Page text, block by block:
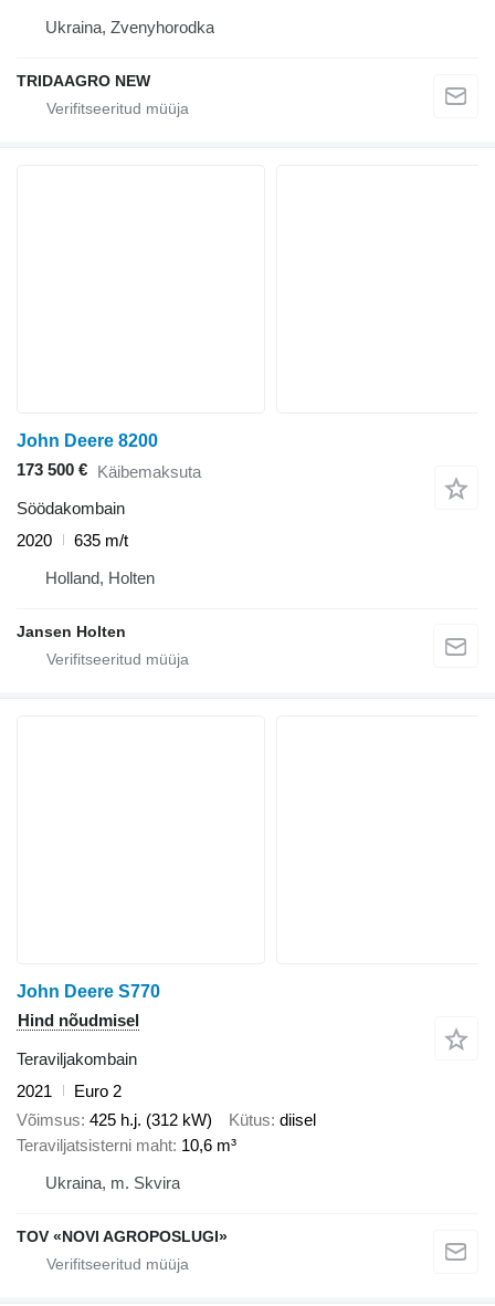
Ukraina, Zvenyhorodka
TRIDAAGRO NEW
John Deere 8200
173 500 € Käibemaksuta
Söödakombain
2020
635 m/t
Holland, Holten
Jansen Holten
John Deere S770
Hind nõudmisel
Teraviljakombain
2021
Euro 2
Võimsus 425 h.j. (312 kW) Kütus diisel
Teraviljatsisterni maht 10,6 m³
Ukraina, m. Skvira
TOV «NOVI AGROPOSLUGI»